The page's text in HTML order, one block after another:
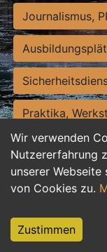
Wir verwenden
Nutzererfahrung
unserer Webseite
von Cookies zu.
Zustimmen
Journalismus,
Praktika,
Personalwesen
Hilfskräfte,
Weiterbildung,